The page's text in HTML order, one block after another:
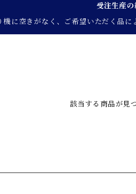
受注生産
機に空きがなく、ご希望いただく品に
該当する商品が見